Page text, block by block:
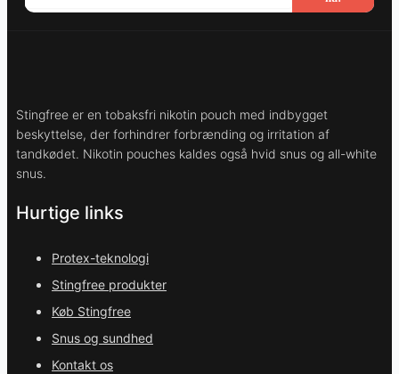
Stingfree er en tobaksfri nikotin pouch med indbygget
beskyttelse, der forhindrer forbrænding og irritation af
tandkødet. Nikotin pouches kaldes også hvid snus og all-white
snus.
Hurtige links
Protex-teknologi
Stingfree produkter
Køb Stingfree
Snus og sundhed
Kontakt os